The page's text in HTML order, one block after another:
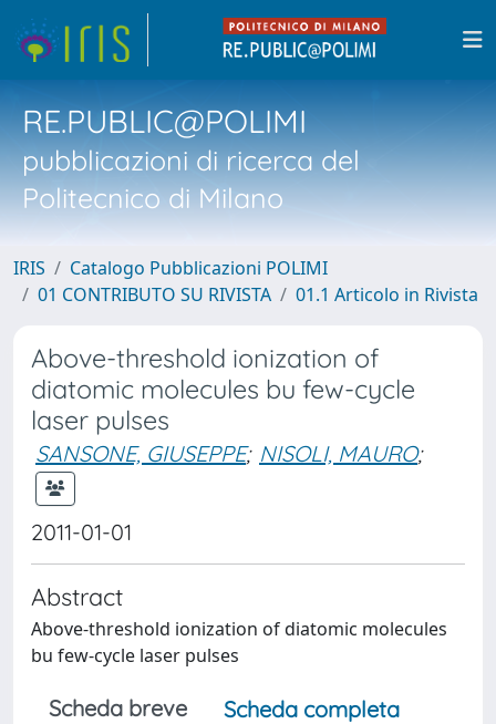
RE.PUBLIC@POLIMI
pubblicazioni di ricerca del
Politecnico di Milano
IRIS
Catalogo Pubblicazioni POLIMI
01 CONTRIBUTO SU RIVISTA
01.1 Articolo in Rivista
Above-threshold ionization of
diatomic molecules bu few-cycle
laser pulses
SANSONE, GIUSEPPE; NISOLI, MAURO;
2011-01-01
Abstract
Above-threshold ionization of diatomic molecules
bu few-cycle laser pulses
Scheda breve
Scheda completa